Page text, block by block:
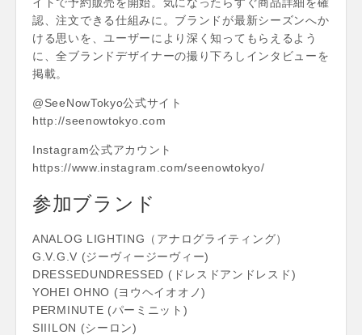
認、注文できる仕組みに。ブランドが最新シーズンへか
ける思いを、ユーザーにより深く知ってもらえるよう
に、全ブランドデザイナーの撮り下ろしインタビューを
掲載。
@SeeNowTokyo公式サイト
http://seenowtokyo.com
Instagram公式アカウント
https://www.instagram.com/seenowtokyo/
参加ブランド
ANALOG LIGHTING（アナログライティング）
G.V.G.V (ジーヴィージーヴィー)
DRESSEDUNDRESSED (ドレスドアンドレスド)
YOHEI OHNO (ヨウヘイオオノ)
PERMINUTE (パーミニット)
SIIILON (シーロン)